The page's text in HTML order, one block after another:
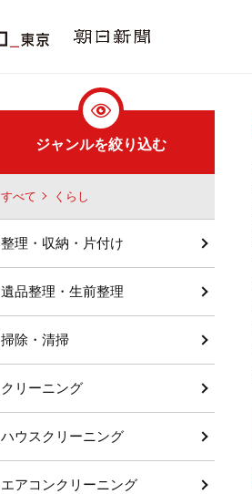
ジャンルを絞り込む
すべて くらし
整理・収納・片付け
遺品整理・生前整理
掃除・清掃
クリーニング
ハウスクリーニング
エアコンクリーニング